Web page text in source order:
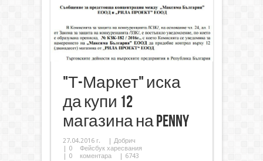
"Т-Маркет" иска
да купи 12
магазина на Penny
27.04.2016 г.
Добрич
0
Фейсбук харесвания
0 коментара | 6743